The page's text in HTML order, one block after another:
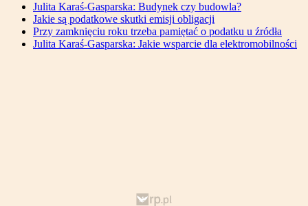
Julita Karaś-Gasparska: Budynek czy budowla?
Jakie są podatkowe skutki emisji obligacji
Przy zamknięciu roku trzeba pamiętać o podatku u źródła
Julita Karaś-Gasparska: Jakie wsparcie dla elektromobilności